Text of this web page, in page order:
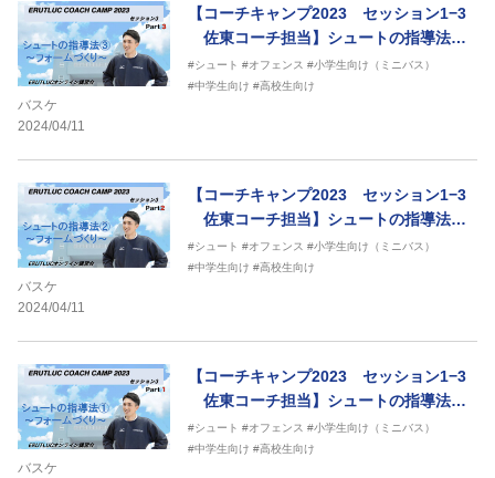
バスケ
2024/04/11
【コーチキャンプ2023 セッション1−3
佐東コーチ担当】シュートの指導法〜
フォームづくり〜③
#シュート #オフェンス #小学生向け（ミニバス）
#中学生向け #高校生向け
バスケ
2024/04/11
【コーチキャンプ2023 セッション1−3
佐東コーチ担当】シュートの指導法〜
フォームづくり〜②
#シュート #オフェンス #小学生向け（ミニバス）
#中学生向け #高校生向け
バスケ
【コーチキャンプ2023 セッション1−3
佐東コーチ担当】シュートの指導法〜
フォームづくり〜①
#シュート #オフェンス #小学生向け（ミニバス）
#中学生向け #高校生向け